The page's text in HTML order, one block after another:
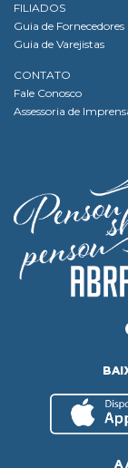
FILIADOS
Guia de Fornecedores
Guia de Varejistas
CONTATO
Fale Conosco
Assessoria de
A